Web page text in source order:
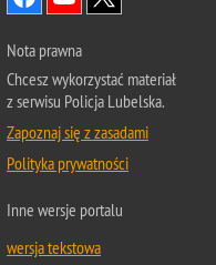
Nota prawna
Chcesz wykorzystać materiał
z serwisu Policja Lubelska.
Zapoznaj się z zasadami
Polityka prywatności
Inne wersje portalu
wersja tekstowa